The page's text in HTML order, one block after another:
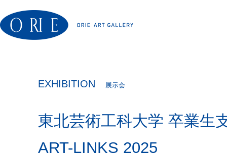
EXHIBITION 展示会
東北芸術工科大学 卒業生
ART-LINKS 2025